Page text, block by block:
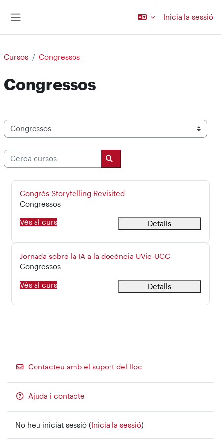
Inicia la sessió
Cursos Congressos
Congressos
Categories de cursos
Cerca cursos
Cerca cursos
Nom del curs
Congrés Storytelling Revisited
Categoria de curs
Congressos
Vés al curs Detalls
Nom del curs
Jornada sobre la IA a la docència UVic-UCC
Categoria de curs
Congressos
Vés al curs Detalls
Contacteu amb el suport del lloc
Ajuda i contacte
No heu iniciat sessió (Inicia la sessió)